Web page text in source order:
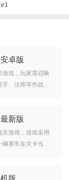
卓版
游戏，玩家需召唤
手、法师等作战单
吧！新版
游戏，游戏采用
辆赛车在关卡当中
迎大家在本站下
版